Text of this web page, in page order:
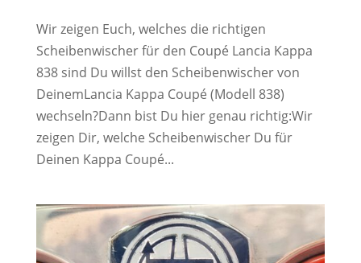
Wir zeigen Euch, welches die richtigen
Scheibenwischer für den Coupé Lancia Kappa
838 sind Du willst den Scheibenwischer von
DeinemLancia Kappa Coupé (Modell 838)
wechseln?Dann bist Du hier genau richtig:Wir
zeigen Dir, welche Scheibenwischer Du für
Deinen Kappa Coupé...